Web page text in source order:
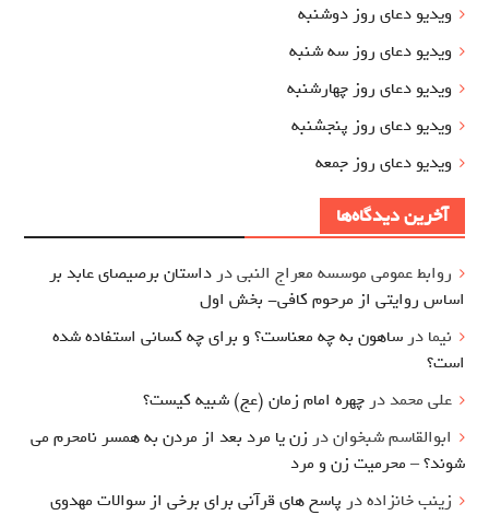
ویدیو دعای روز دوشنبه
ویدیو دعای روز سه شنبه
ویدیو دعای روز چهارشنبه
ویدیو دعای روز پنجشنبه
ویدیو دعای روز جمعه
آخرین دیدگاه‌ها
روابط عمومی موسسه معراج النبیدر داستان برصیصای عابد بر
اساس روایتی از مرحوم کافی- بخش اول
نیما در ساهون به چه معناست؟ و برای چه کسانی استفاده شده
است؟
علی محمددر چهره امام زمان (عج) شبیه کیست؟
ابوالقاسم شبخواندر زن یا مرد بعد از مردن به همسر نامحرم می
شوند؟ – محرمیت زن و مرد
زینب خانزادهدر پاسخ های قرآنی برای برخی از سوالات مهدوی